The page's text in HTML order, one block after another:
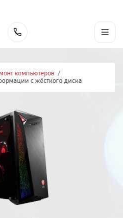
компьютеров /
с жёсткого диска